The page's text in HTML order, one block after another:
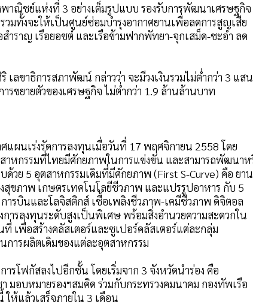
าณิชย์แห่งที่ 3 อย่างเต็มรูปแบบ รองรับการพัฒนาเศรษฐกิจ
มทั้งจะให้เป็นศูนย์ซ่อมบำรุงอากาศยานเพื่อลดการสูญเสีย
ำราญ เรือยอชต์ และเรือข้ามฟากพัทยา-จุกเสม็ด-ชะอำ ลด
ลขาธิการสภาพัฒน์ กล่าวว่า จะมีวงเงินรวมไม่ต่ำกว่า 3 แสน
ขยายตัวของเศรษฐกิจ ไม่ต่ำกว่า 1.9 ล้านล้านบาท
ศแผนเร่งรัดการลงทุนเมื่อวันที่ 17 พฤศจิกายน 2558 โดย
หกรรมที่ไทยมีศักยภาพในการแข่งขัน และสามารถพัฒนาห
วย 5 อุตสาหกรรมเดิมที่มีศักยภาพ (First S-Curve) คือ ยาน
ขภาพ เกษตรเทคโนโลยีชีวภาพ และแปรรูปอาหาร กับ 5
ารบินและโลจิสติกส์ เชื้อเพลิงชีวภาพ-เคมีชีวภาพ ดิจิตอล
ารลงทุนระดับสูงเป็นพิเศษ พร้อมสิ่งอำนวยความสะดวกใน
เพื่อสร้างคลัสเตอร์และซูเปอร์คลัสเตอร์แต่ละกลุ่ม
ารผลิตเดิมของแต่ละอุตสาหกรรม
รโฟกัสลงไปอีกชั้น โดยเริ่มจาก 3 จังหวัดนำร่อง คือ
มอบหมายรองฯสมคิด ร่วมกับกระทรวงคมนาคม กองทัพเรือ
ให้แล้วเสร็จภายใน 3 เดือน